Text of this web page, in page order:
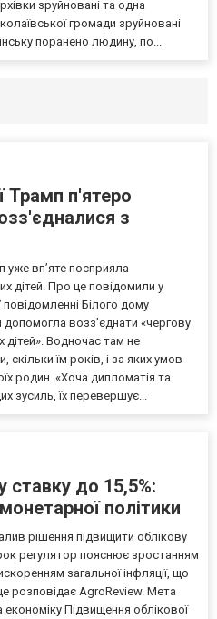
зруйновані та одна
громади зруйновані
поранено людину, по...
Трамп п'ятеро
з
впʼяте посприяла
дітей. Про це повідомили у
Білого дому
возз’єднати «чергову
дітей». Водночас там не
скільки їм років, і за яких умов
родин. «Хоча дипломатія та
зусиль, їх перевершує...
ставку до 15,5%:
політики
рішення підвищити облікову
регулятор пояснює зростанням
загальної інфляції, що
розповідає AgroReview. Мета
Підвищення облікової